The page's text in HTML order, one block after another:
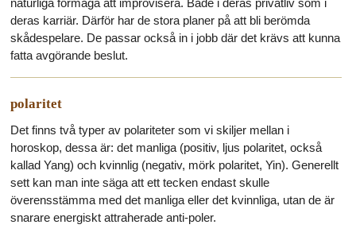
naturliga förmåga att improvisera. Både i deras privatliv som i
deras karriär. Därför har de stora planer på att bli berömda
skådespelare. De passar också in i jobb där det krävs att kunna
fatta avgörande beslut.
polaritet
Det finns två typer av polariteter som vi skiljer mellan i
horoskop, dessa är: det manliga (positiv, ljus polaritet, också
kallad Yang) och kvinnlig (negativ, mörk polaritet, Yin). Generellt
sett kan man inte säga att ett tecken endast skulle
överensstämma med det manliga eller det kvinnliga, utan de är
snarare energiskt attraherade anti-poler.